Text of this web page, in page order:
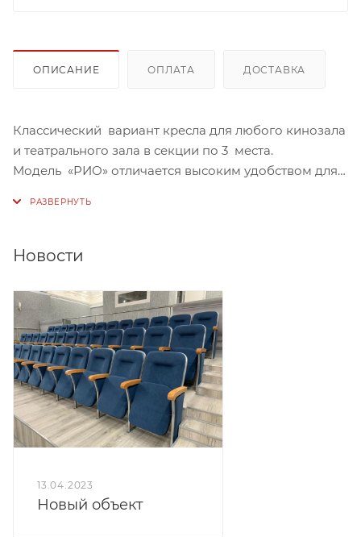
ОПИСАНИЕ ОПЛАТА ДОСТАВКА
Классический вариант кресла для любого кинозала
и театрального зала в секции по 3 места.
Модель «РИО» отличается высоким удобством для
требовательным к комфорту людям. Мобильная
ткани, винилис-коже, с подлокотниками, сиденье
откидное.
Новости
13.04.2023
Новый объект